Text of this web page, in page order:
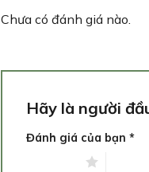
Chưa có đánh giá nào.
Hãy là người
Đánh giá của bạn*